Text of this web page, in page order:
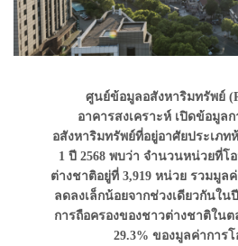
ศูนย์ข้อมูลอสังหาริมทรัพย์
อาคารสงเคราะห์ เปิดข้อมูล
อสังหาริมทรัพย์ที่อยู่อาศัยประเภท
1 ปี 2568 พบว่า จำนวนหน่วยที่โ
ต่างชาติอยู่ที่ 3,919 หน่วย รวมมูล
ลดลงเล็กน้อยจากช่วงเดียวกันใ
การถือครองของชาวต่างชาติใน
29.3% ของมูลค่าการ